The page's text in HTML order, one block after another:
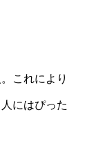
これにより
にはぴった